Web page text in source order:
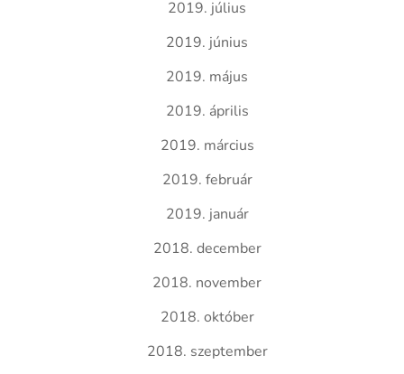
2019. július
2019. június
2019. május
2019. április
2019. március
2019. február
2019. január
2018. december
2018. november
2018. október
2018. szeptember